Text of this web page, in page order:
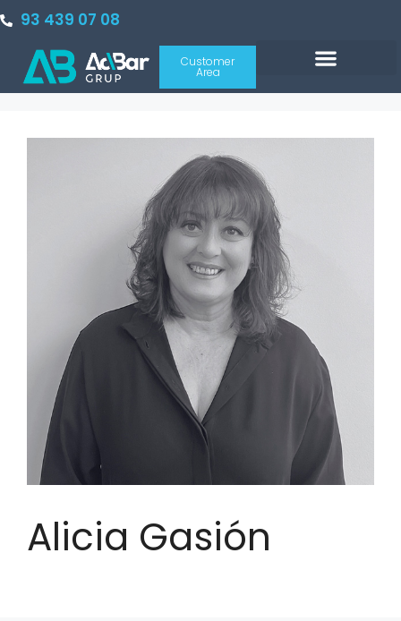
93 439 07 08
Customer
Area
Alicia Gasión